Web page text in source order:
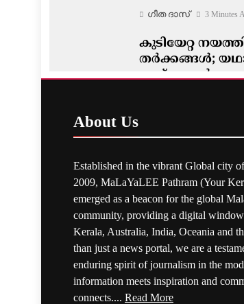
ഗീത ദാസ്‌ 3 Minutes
കുടിയേറ്റ
തർക്കങ്ങൾ;
പ്രശ്നങ്ങൾ
About Us
Established in the vibrant Global city
2009, MaLaYaLEE Pathram (Your
emerged as a beacon for the global
community, providing a digital
Kerala, Australia, India, Oceania and
than just a news portal, we are a
enduring spirit of journalism in the
information meets inspiration and
connects.... Read More